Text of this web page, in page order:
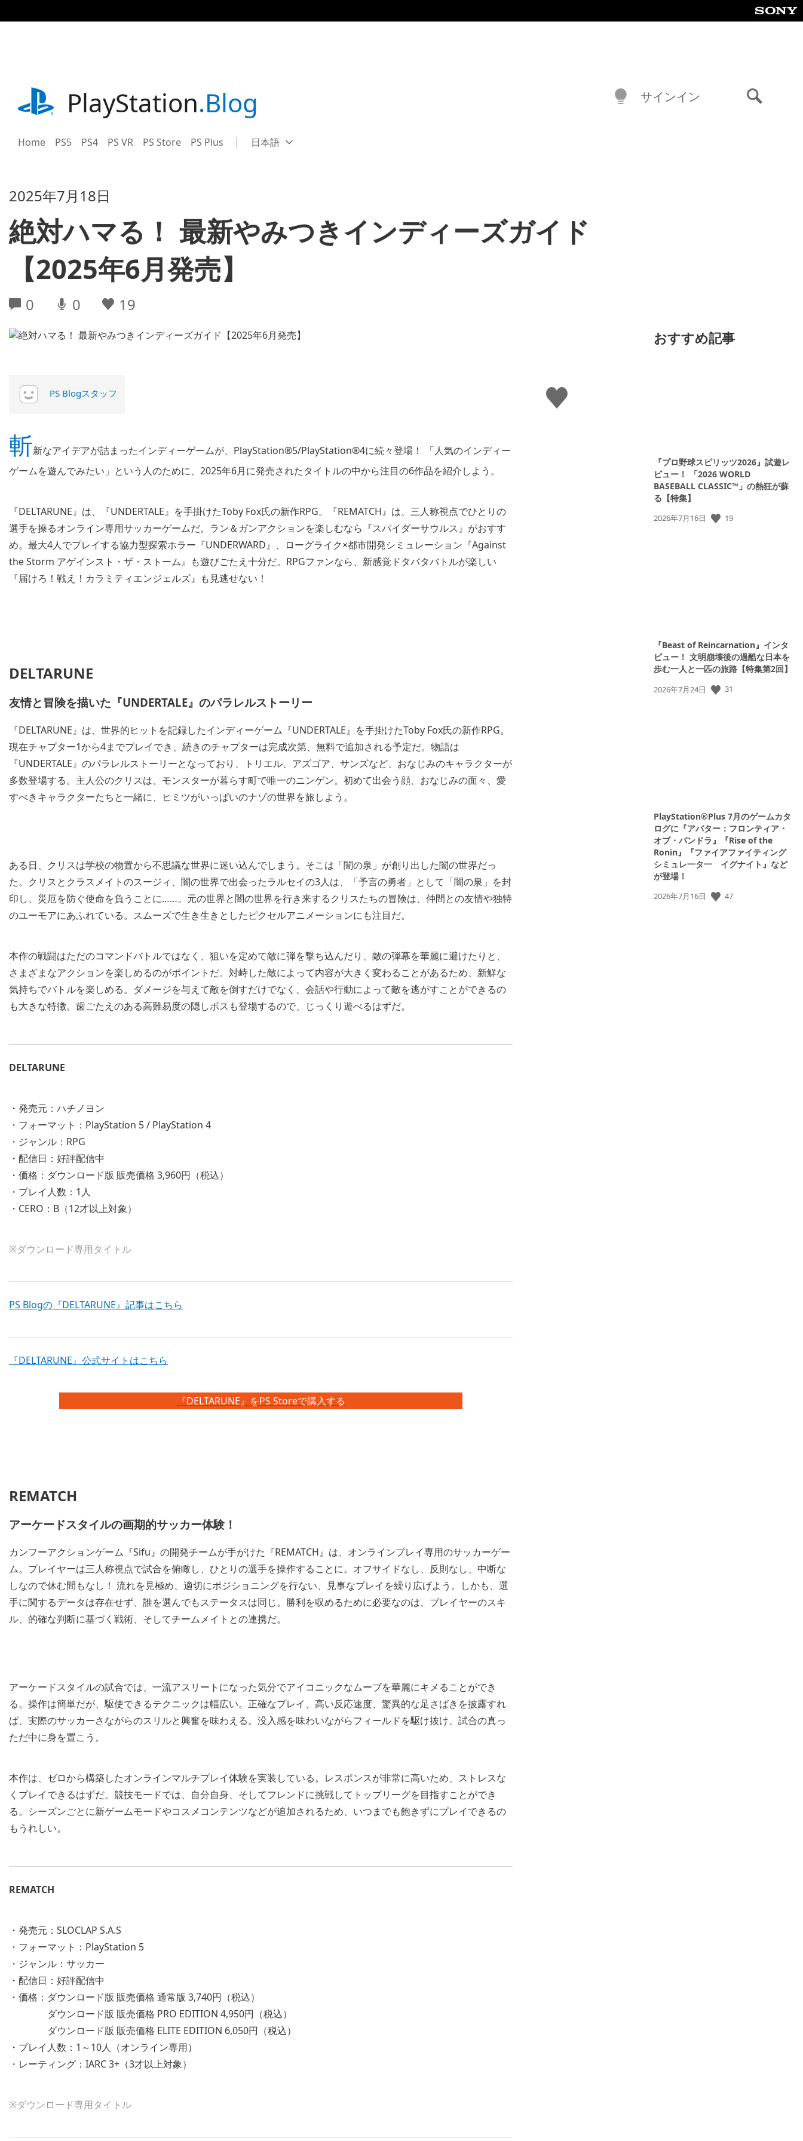
事
playstation.comPlayStation.Blog
Home PS5 PS4 PS VR PS Store PS Plus Select
Current
日本語
サインイン
2025年7月18日
絶対ハマる！ 最新やみつきインディーズガイド
【2025年6月発売】
0 0 19
い
い
ね
PS Blogスタッフ
斬新なアイデアが詰まったインディーゲームが、PlayStation®5/PlayStation®4に続々登場！ 「人気のインディー
ゲームを遊んでみたい」という人のために、2025年6月に発売されたタイトルの中から注目の6作品を紹介しよう。
『DELTARUNE』は、『UNDERTALE』を手掛けたToby Fox氏の新作RPG。『REMATCH』は、三人称視点でひとりの
選手を操るオンライン専用サッカーゲームだ。ラン＆ガンアクションを楽しむなら『スパイダーサウルス』がおすす
め。最大4人でプレイする協力型探索ホラー『UNDERWARD』、ローグライク×都市開発シミュレーション『Against
the Storm アゲインスト・ザ・ストーム』も遊びごたえ十分だ。RPGファンなら、新感覚ドタバタバトルが楽しい
『届けろ！戦え！カラミティエンジェルズ』も見逃せない！
DELTARUNE
友情と冒険を描いた『UNDERTALE』のパラレルストーリー
『DELTARUNE』は、世界的ヒットを記録したインディーゲーム『UNDERTALE』を手掛けたToby Fox氏の新作RPG。
現在チャプター1から4までプレイでき、続きのチャプターは完成次第、無料で追加される予定だ。物語は
『UNDERTALE』のパラレルストーリーとなっており、トリエル、アズゴア、サンズなど、おなじみのキャラクターが
多数登場する。主人公のクリスは、モンスターが暮らす町で唯一のニンゲン。初めて出会う顔、おなじみの面々、愛
すべきキャラクターたちと一緒に、ヒミツがいっぱいのナゾの世界を旅しよう。
ある日、クリスは学校の物置から不思議な世界に迷い込んでしまう。そこは「闇の泉」が創り出した闇の世界だっ
た。クリスとクラスメイトのスージィ、闇の世界で出会ったラルセイの3人は、「予言の勇者」として「闇の泉」を封
印し、災厄を防ぐ使命を負うことに……。元の世界と闇の世界を行き来するクリスたちの冒険は、仲間との友情や独特
のユーモアにあふれている。スムーズで生き生きとしたピクセルアニメーションにも注目だ。
本作の戦闘はただのコマンドバトルではなく、狙いを定めて敵に弾を撃ち込んだり、敵の弾幕を華麗に避けたりと、
さまざまなアクションを楽しめるのがポイントだ。対峙した敵によって内容が大きく変わることがあるため、新鮮な
気持ちでバトルを楽しめる。ダメージを与えて敵を倒すだけでなく、会話や行動によって敵を逃がすことができるの
も大きな特徴。歯ごたえのある高難易度の隠しボスも登場するので、じっくり遊べるはずだ。
DELTARUNE
・発売元：ハチノヨン
・フォーマット：PlayStation 5 / PlayStation 4
・ジャンル：RPG
・配信日：好評配信中
・価格：ダウンロード版 販売価格 3,960円（税込）
・プレイ人数：1人
・CERO：B（12才以上対象）
※ダウンロード専用タイトル
PS Blogの『DELTARUNE』記事はこちら
『DELTARUNE』公式サイトはこちら
『DELTARUNE』をPS Storeで購入する
REMATCH
アーケードスタイルの画期的サッカー体験！
カンフーアクションゲーム『Sifu』の開発チームが手がけた『REMATCH』は、オンラインプレイ専用のサッカーゲー
ム。プレイヤーは三人称視点で試合を俯瞰し、ひとりの選手を操作することに。オフサイドなし、反則なし、中断な
しなので休む間もなし！ 流れを見極め、適切にポジショニングを行ない、見事なプレイを繰り広げよう。しかも、選
手に関するデータは存在せず、誰を選んでもステータスは同じ。勝利を収めるために必要なのは、プレイヤーのスキ
ル、的確な判断に基づく戦術、そしてチームメイトとの連携だ。
アーケードスタイルの試合では、一流アスリートになった気分でアイコニックなムーブを華麗にキメることができ
る。操作は簡単だが、駆使できるテクニックは幅広い。正確なプレイ、高い反応速度、驚異的な足さばきを披露すれ
ば、実際のサッカーさながらのスリルと興奮を味わえる。没入感を味わいながらフィールドを駆け抜け、試合の真っ
ただ中に身を置こう。
本作は、ゼロから構築したオンラインマルチプレイ体験を実装している。レスポンスが非常に高いため、ストレスな
くプレイできるはずだ。競技モードでは、自分自身、そしてフレンドに挑戦してトップリーグを目指すことができ
る。シーズンごとに新ゲームモードやコスメコンテンツなどが追加されるため、いつまでも飽きずにプレイできるの
もうれしい。
REMATCH
・発売元：SLOCLAP S.A.S
・フォーマット：PlayStation 5
・ジャンル：サッカー
・配信日：好評配信中
・価格：ダウンロード版 販売価格 通常版 3,740円（税込）
ダウンロード版 販売価格 PRO EDITION 4,950円（税込）
ダウンロード版 販売価格 ELITE EDITION 6,050円（税込）
・プレイ人数：1～10人（オンライン専用）
・レーティング：IARC 3+（3才以上対象）
※ダウンロード専用タイトル
おすすめ記事
『プロ野球スピリッツ2026』試遊レ
ビュー！ 「2026 WORLD
BASEBALL CLASSIC™」の熱狂が蘇
る【特集】
公
2026年7月16日 19
『Beast of Reincarnation』インタ
ビュー！ 文明崩壊後の過酷な日本を
歩む一人と一匹の旅路【特集第2回】
公
2026年7月24日 31
PlayStation®Plus 7月のゲームカタ
ログに『アバター：フロンティア・
オブ・パンドラ』『Rise of the
Ronin』『ファイアファイティング
シミュレ一タ一 イグナイト』など
が登場！
公
2026年7月16日 47